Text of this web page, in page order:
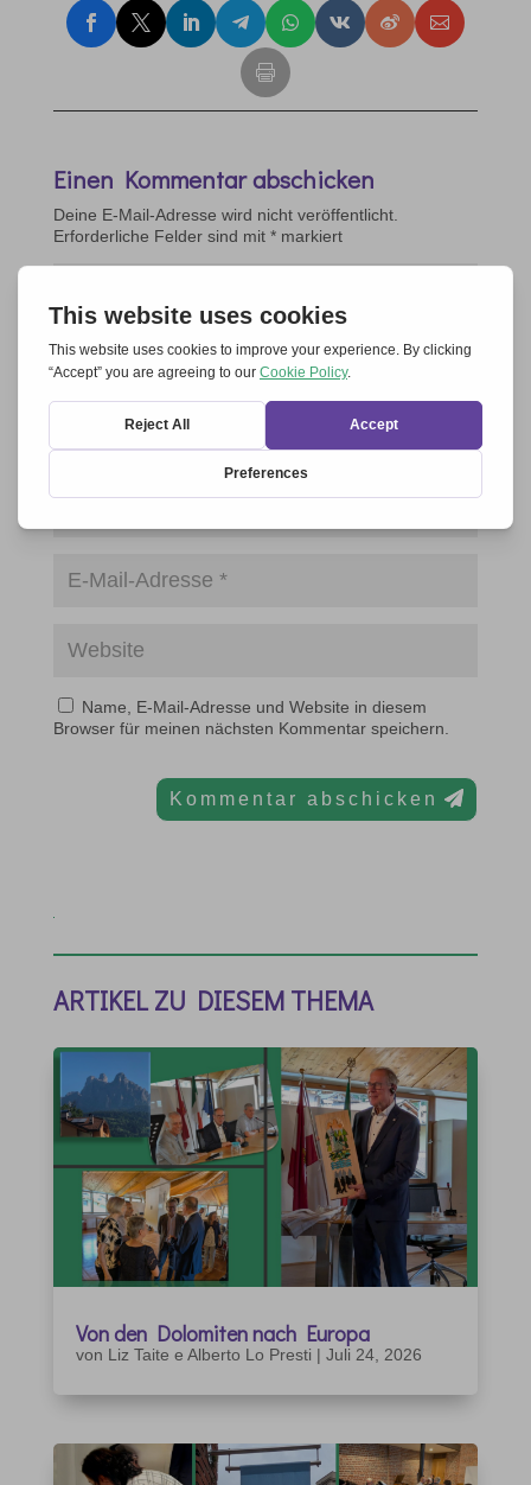
Einen Kommentar abschicken
Deine E-Mail-Adresse wird nicht veröffentlicht.
Erforderliche Felder sind mit *markiert
Name, E-Mail-Adresse und Website in diesem
Browser für meinen nächsten Kommentar speichern.
Kommentar abschicken
ARTIKEL ZU DIESEM THEMA
Von den Dolomiten nach Europa
von Liz Taite e Alberto Lo Presti | Juli 24, 2026